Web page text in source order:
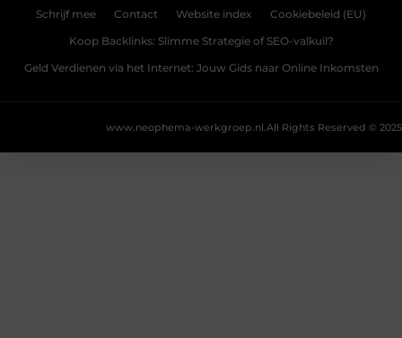
Schrijf mee Contact Website index Cookiebeleid (EU)
Koop Backlinks: Slimme Strategie of SEO-valkuil?
Geld Verdienen via het Internet: Jouw Gids naar Online Inkomsten
All Rights Reserved © 2025
www.neophema-werkgroep.nl.